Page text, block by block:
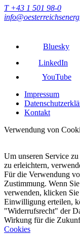
T +43 1 501 98-0
Bluesky
LinkedIn
YouTube
Impressum
Kontakt
Verwendung von
Um unseren Service
zu erleichtern,
Für die Verwendung
Zustimmung. Wenn
verwenden, klicken
Einwilligung erteilen,
"Widerrufsrecht" der
Wirkung für die
Cookies